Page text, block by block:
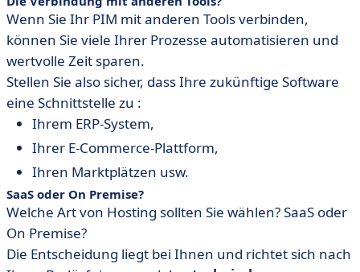
Wenn Sie Ihr PIM mit anderen Tools verbinden,
können Sie viele Ihrer Prozesse automatisieren und
wertvolle Zeit sparen.
Stellen Sie also sicher, dass Ihre zukünftige Software
eine Schnittstelle zu :
Ihrem ERP-System,
Ihrer E-Commerce-Plattform,
Ihren Marktplätzen usw.
SaaS oder On Premise?
Welche Art von Hosting sollten Sie wählen? SaaS oder
On Premise?
Die Entscheidung liegt bei Ihnen und richtet sich nach